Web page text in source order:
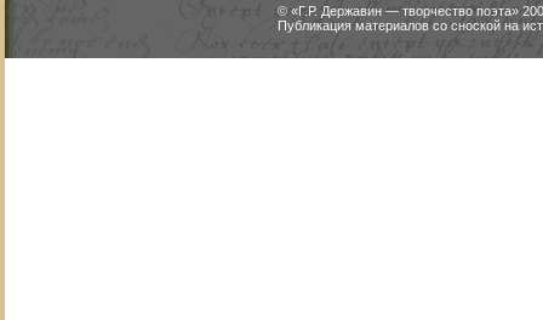
© «Г.Р. Державин — творчество поэта»
Публикация материалов со сноской на